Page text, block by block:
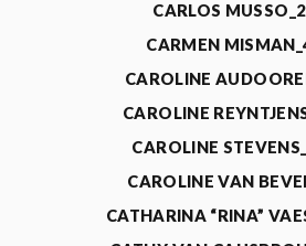
CARLOS
CARMEN
CAROLINE
CAROLINE
CAROLINE
CAROLINE VAN
CATHARINA “RINA”